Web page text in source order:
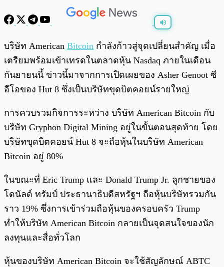
0:00 /0:00
บริษัท American Bitcoin กำลังก้าวสู่จุดเปลี่ยนสำคัญ เมื่อ
เตรียมพร้อมเข้าเทรดในตลาดหุ้น Nasdaq ภายในเดือน
กันยายนนี้ ข่าวนี้มาจากการเปิดเผยของ Asher Genoot ซี
อีโอของ Hut 8 ซึ่งเป็นบริษัทขุดบิตคอยน์รายใหญ่
การควบรวมกิจการระหว่าง บริษัท American Bitcoin กับ
บริษัท Gryphon Digital Mining อยู่ในขั้นตอนสุดท้าย โดย
บริษัทขุดบิตคอยน์ Hut 8 จะถือหุ้นในบริษัท American
Bitcoin อยู่ 80%
ในขณะที่ Eric Trump และ Donald Trump Jr. ลูกชายของ
โดนัลด์ ทรัมป์ ประธานาธิบดีสหรัฐฯ ถือหุ้นบริษัทรวมกัน
ราว 19% ซึ่งการเข้าร่วมถือหุ้นของครอบครัว Trump
ทำให้บริษัท American Bitcoin กลายเป็นจุดสนใจของนัก
ลงทุนและสื่อทั่วโลก
หุ้นของบริษัท American Bitcoin จะใช้สัญลักษณ์ ABTC